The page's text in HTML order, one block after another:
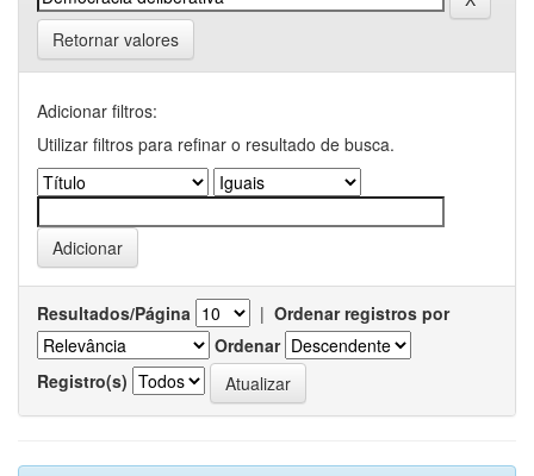
Retornar valores
Adicionar filtros:
Utilizar filtros para refinar o resultado de busca.
Resultados/Página | Ordenar registros por
Ordenar
Registro(s)